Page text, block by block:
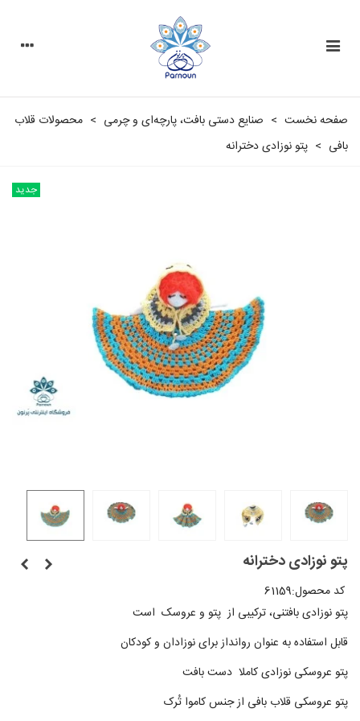
صفحه نخست > صنایع دستی بافت، پارچه‌ای و چرمی > محصولات قلاب
بافی > پتو نوزادی دخترانه
جدید
پتو نوزادی دخترانه
کد محصول:61159
پتو نوزادی بافتنی، ترکیبی از پتو و عروسک است
قابل استفاده به عنوان روانداز برای نوزادان و کودکان
پتو عروسکی نوزادی کاملا دست بافت
پتو عروسکی قلاب بافی از جنس کاموا تُرک